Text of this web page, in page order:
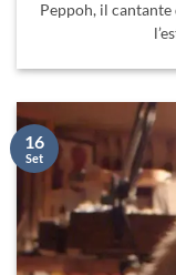
Peppoh, il cantante
16
Set